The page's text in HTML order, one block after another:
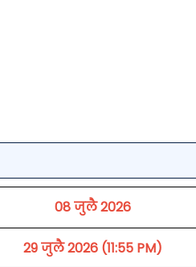
08 जुलै 2026
29 जुलै 2026 (11:55 PM)